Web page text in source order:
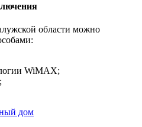
области можно
WiMAX;
дом